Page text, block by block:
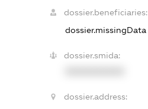
dossier.beneficiaries:
dossier.missingData
dossier.smida:
dossier.address: